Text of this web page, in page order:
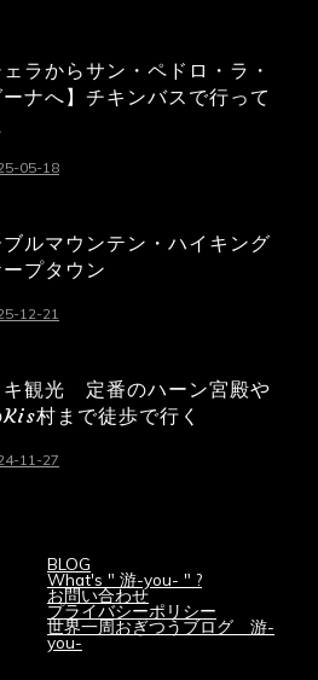
ェラからサン・ペドロ・ラ・
ナへ】チキンバスで行って
05-18
ルマウンテン・ハイキング
プタウン
12-21
キ観光 定番のハーン宮殿や
村まで徒歩で行く
11-27
BLOG
What's " 游-you- " ?
お問い合わせ
プライバシーポリシー
世界一周おぎつうブログ 游-
you-